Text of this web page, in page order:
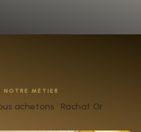
NOTRE MÉTIER
achetons : Rachat Or